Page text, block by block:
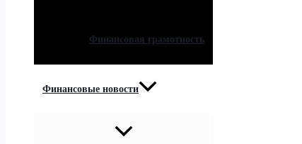
Финансовая грамотность
Финансовые новости